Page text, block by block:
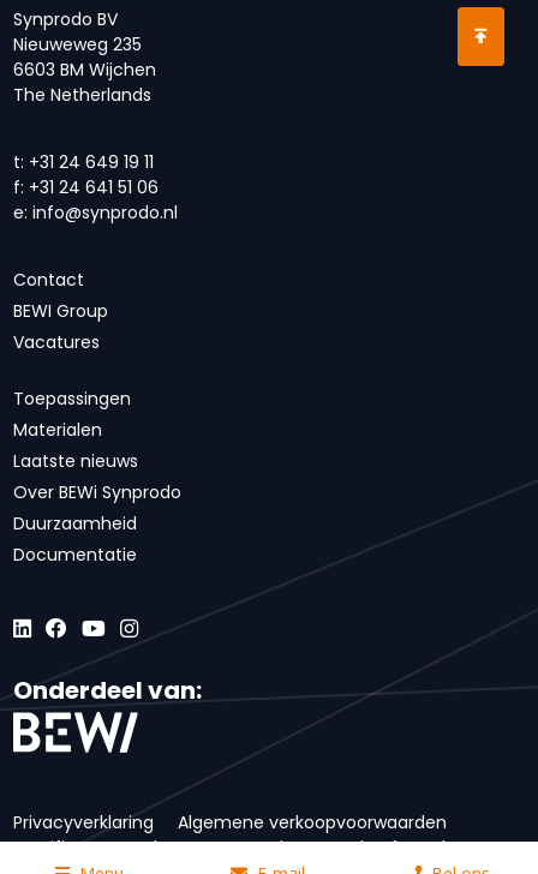
Synprodo BV
Nieuweweg 235
6603 BM Wijchen
The Netherlands
t: +31 24 649 19 11
f: +31 24 641 51 06
e: info@synprodo.nl
Contact
BEWI Group
Vacatures
Toepassingen
Materialen
Laatste nieuws
Over BEWi Synprodo
Duurzaamheid
Documentatie
Onderdeel van:
Privacyverklaring
Algemene verkoopvoorwaarden
Certificaten
Inkoopvoorwaarden
Code of conduct